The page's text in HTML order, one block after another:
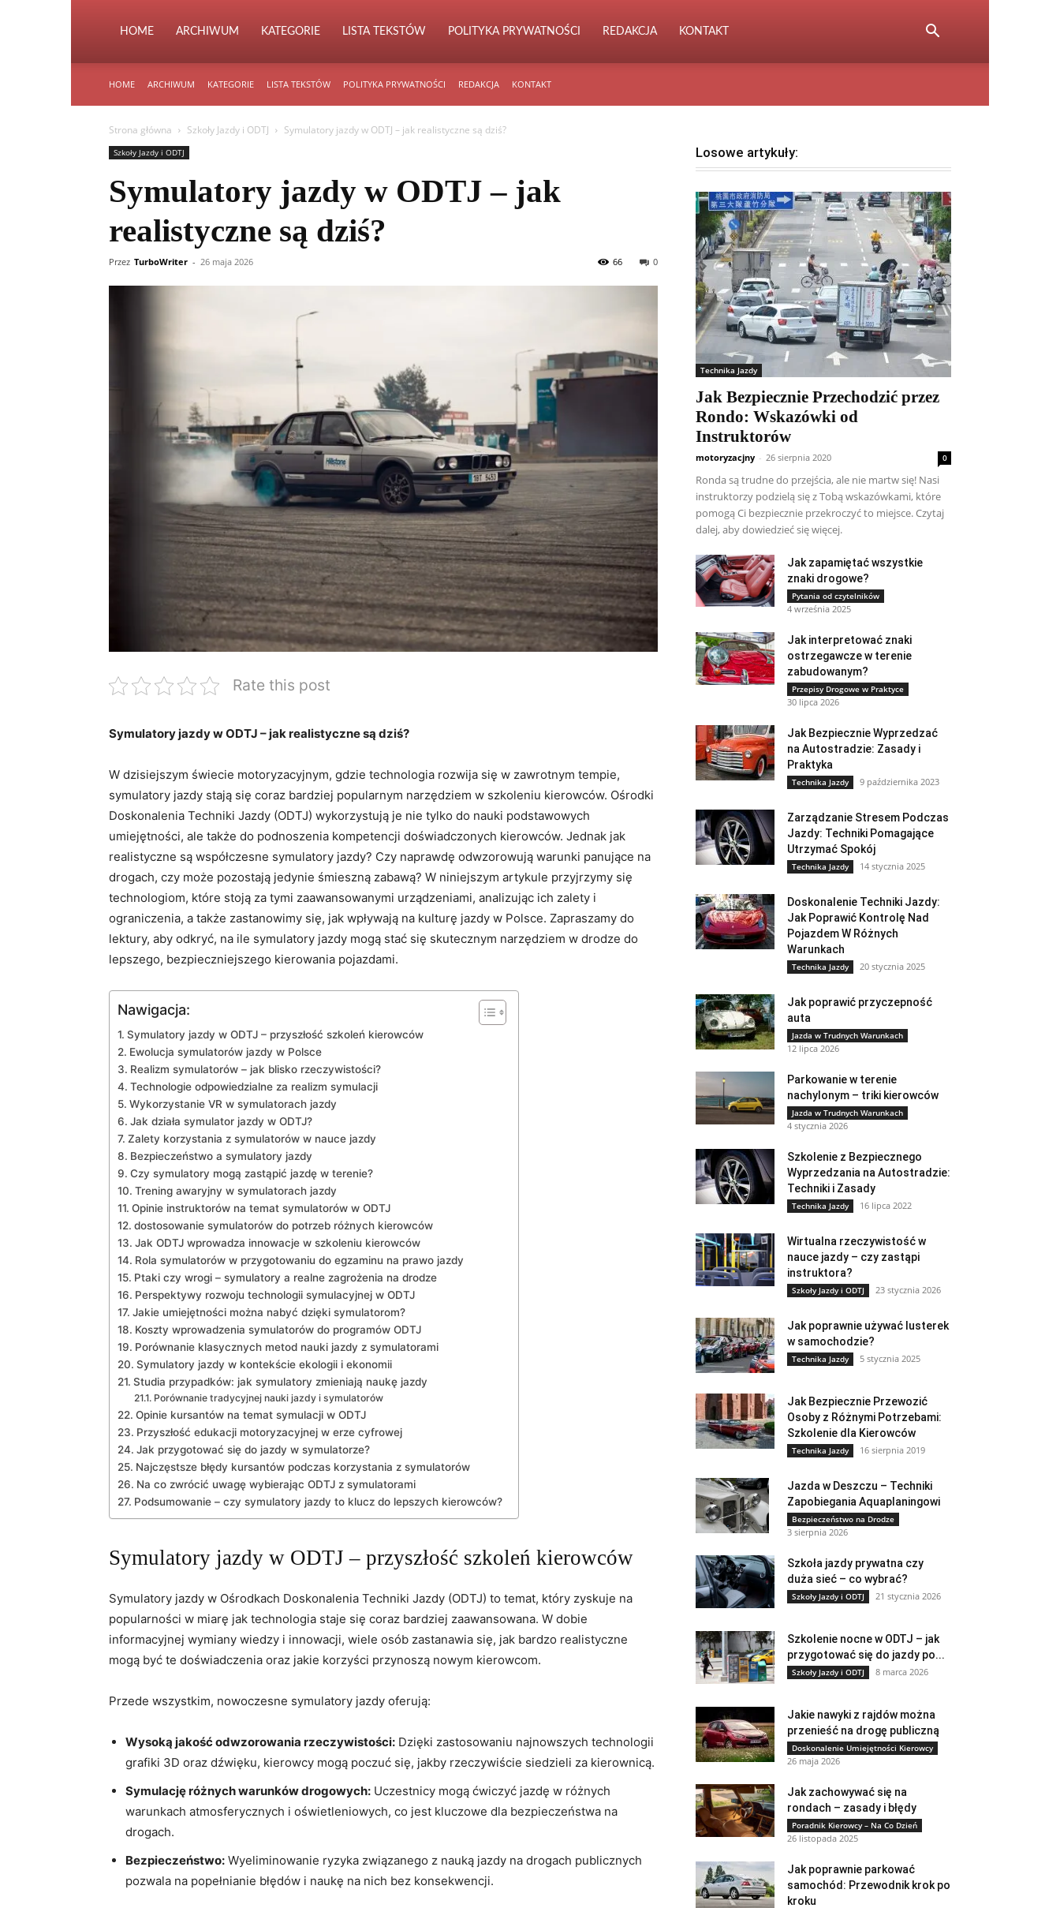
HOME ARCHIWUM KATEGORIE LISTA TEKSTÓW POLITYKA PRYWATNOŚCI REDAKCJA KONTAKT
HOME ARCHIWUM KATEGORIE LISTA TEKSTÓW POLITYKA PRYWATNOŚCI REDAKCJA KONTAKT
Strona główna Szkoły Jazdy i ODTJ Symulatory jazdy w ODTJ – jak realistyczne są dziś?
Szkoły Jazdy i ODTJ
Symulatory jazdy w ODTJ – jak
realistyczne są dziś?
Przez TurboWriter - 26 maja 2026 0
66
Rate this post
Symulatory jazdy w ODTJ – jak realistyczne są dziś?
W dzisiejszym świecie motoryzacyjnym, gdzie technologia rozwija się w zawrotnym tempie,
symulatory jazdy stają się coraz bardziej popularnym narzędziem w szkoleniu kierowców. Ośrodki
Doskonalenia Techniki Jazdy (ODTJ) wykorzystują je nie tylko do nauki podstawowych
umiejętności, ale także do podnoszenia kompetencji doświadczonych kierowców. Jednak jak
realistyczne są współczesne symulatory jazdy? Czy naprawdę odwzorowują warunki panujące na
drogach, czy może pozostają jedynie śmieszną zabawą? W niniejszym artykule przyjrzymy się
technologiom, które stoją za tymi zaawansowanymi urządzeniami, analizując ich zalety i
ograniczenia, a także zastanowimy się, jak wpływają na kulturę jazdy w Polsce. Zapraszamy do
lektury, aby odkryć, na ile symulatory jazdy mogą stać się skutecznym narzędziem w drodze do
lepszego, bezpieczniejszego kierowania pojazdami.
Nawigacja:
Symulatory jazdy w ODTJ – przyszłość szkoleń kierowców
Ewolucja symulatorów jazdy w Polsce
Realizm symulatorów – jak blisko rzeczywistości?
Technologie odpowiedzialne za realizm symulacji
Wykorzystanie VR w symulatorach jazdy
Jak działa symulator jazdy w ODTJ?
Zalety korzystania z symulatorów w nauce jazdy
Bezpieczeństwo a symulatory jazdy
Czy symulatory mogą zastąpić jazdę w terenie?
Trening awaryjny w symulatorach jazdy
Opinie instruktorów na temat symulatorów w ODTJ
dostosowanie symulatorów do potrzeb różnych kierowców
Jak ODTJ wprowadza innowacje w szkoleniu kierowców
Rola symulatorów w przygotowaniu do egzaminu na prawo jazdy
Ptaki czy wrogi – symulatory a realne zagrożenia na drodze
Perspektywy rozwoju technologii symulacyjnej w ODTJ
Jakie umiejętności można nabyć dzięki symulatorom?
Koszty wprowadzenia symulatorów do programów ODTJ
Porównanie klasycznych metod nauki jazdy z symulatorami
Symulatory jazdy w kontekście ekologii i ekonomii
Studia przypadków: jak symulatory zmieniają naukę jazdy
Porównanie tradycyjnej nauki jazdy i symulatorów
Opinie kursantów na temat symulacji w ODTJ
Przyszłość edukacji motoryzacyjnej w erze cyfrowej
Jak przygotować się do jazdy w symulatorze?
Najczęstsze błędy kursantów podczas korzystania z symulatorów
Na co zwrócić uwagę wybierając ODTJ z symulatorami
Podsumowanie – czy symulatory jazdy to klucz do lepszych kierowców?
Symulatory jazdy w ODTJ – przyszłość szkoleń kierowców
Symulatory jazdy w Ośrodkach Doskonalenia Techniki Jazdy (ODTJ) to temat, który zyskuje na
popularności w miarę jak technologia staje się coraz bardziej zaawansowana. W dobie
informacyjnej wymiany wiedzy i innowacji, wiele osób zastanawia się, jak bardzo realistyczne
mogą być te doświadczenia oraz jakie korzyści przynoszą nowym kierowcom.
Przede wszystkim, nowoczesne symulatory jazdy oferują:
Wysoką jakość odwzorowania rzeczywistości: Dzięki zastosowaniu najnowszych technologii
grafiki 3D oraz dźwięku, kierowcy mogą poczuć się, jakby rzeczywiście siedzieli za kierownicą.
Symulację różnych warunków drogowych: Uczestnicy mogą ćwiczyć jazdę w różnych
warunkach atmosferycznych i oświetleniowych, co jest kluczowe dla bezpieczeństwa na
drogach.
Bezpieczeństwo: Wyeliminowanie ryzyka związanego z nauką jazdy na drogach publicznych
pozwala na popełnianie błędów i naukę na nich bez konsekwencji.
Losowe artykuły:
Technika Jazdy
Jak Bezpiecznie Przechodzić przez
Rondo: Wskazówki od
Instruktorów
motoryzacjny - 26 sierpnia 2020 0
Ronda są trudne do przejścia, ale nie martw się! Nasi
instruktorzy podzielą się z Tobą wskazówkami, które
pomogą Ci bezpiecznie przekroczyć to miejsce. Czytaj
dalej, aby dowiedzieć się więcej.
Jak zapamiętać wszystkie
znaki drogowe?
Pytania od czytelników
4 września 2025
Jak interpretować znaki
ostrzegawcze w terenie
zabudowanym?
Przepisy Drogowe w Praktyce
30 lipca 2026
Jak Bezpiecznie Wyprzedzać
na Autostradzie: Zasady i
Praktyka
Technika Jazdy 9 października 2023
Zarządzanie Stresem Podczas
Jazdy: Techniki Pomagające
Utrzymać Spokój
Technika Jazdy 14 stycznia 2025
Doskonalenie Techniki Jazdy:
Jak Poprawić Kontrolę Nad
Pojazdem W Różnych
Warunkach
Technika Jazdy 20 stycznia 2025
Jak poprawić przyczepność
auta
Jazda w Trudnych Warunkach
12 lipca 2026
Parkowanie w terenie
nachylonym – triki kierowców
Jazda w Trudnych Warunkach
4 stycznia 2026
Szkolenie z Bezpiecznego
Wyprzedzania na Autostradzie:
Techniki i Zasady
Technika Jazdy 16 lipca 2022
Wirtualna rzeczywistość w
nauce jazdy – czy zastąpi
instruktora?
Szkoły Jazdy i ODTJ 23 stycznia 2026
Jak poprawnie używać lusterek
w samochodzie?
Technika Jazdy 5 stycznia 2025
Jak Bezpiecznie Przewozić
Osoby z Różnymi Potrzebami:
Szkolenie dla Kierowców
Technika Jazdy 16 sierpnia 2019
Jazda w Deszczu – Techniki
Zapobiegania Aquaplaningowi
Bezpieczeństwo na Drodze
3 sierpnia 2026
Szkoła jazdy prywatna czy
duża sieć – co wybrać?
Szkoły Jazdy i ODTJ 21 stycznia 2026
Szkolenie nocne w ODTJ – jak
przygotować się do jazdy po...
Szkoły Jazdy i ODTJ 8 marca 2026
Jakie nawyki z rajdów można
przenieść na drogę publiczną
Doskonalenie Umiejętności Kierowcy
26 maja 2026
Jak zachowywać się na
rondach – zasady i błędy
Poradnik Kierowcy – Na Co Dzień
26 listopada 2025
Jak poprawnie parkować
samochód: Przewodnik krok po
kroku